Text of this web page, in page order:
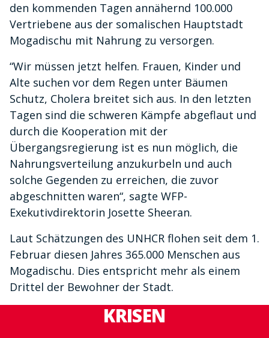
den kommenden Tagen annähernd 100.000
Vertriebene aus der somalischen Hauptstadt
Mogadischu mit Nahrung zu versorgen.
“Wir müssen jetzt helfen. Frauen, Kinder und
Alte suchen vor dem Regen unter Bäumen
Schutz, Cholera breitet sich aus. In den letzten
Tagen sind die schweren Kämpfe abgeflaut und
durch die Kooperation mit der
Übergangsregierung ist es nun möglich, die
Nahrungsverteilung anzukurbeln und auch
solche Gegenden zu erreichen, die zuvor
abgeschnitten waren“, sagte WFP-
Exekutivdirektorin Josette Sheeran.
Laut Schätzungen des UNHCR flohen seit dem 1.
Februar diesen Jahres 365.000 Menschen aus
Mogadischu. Dies entspricht mehr als einem
Drittel der Bewohner der Stadt.
KRISEN